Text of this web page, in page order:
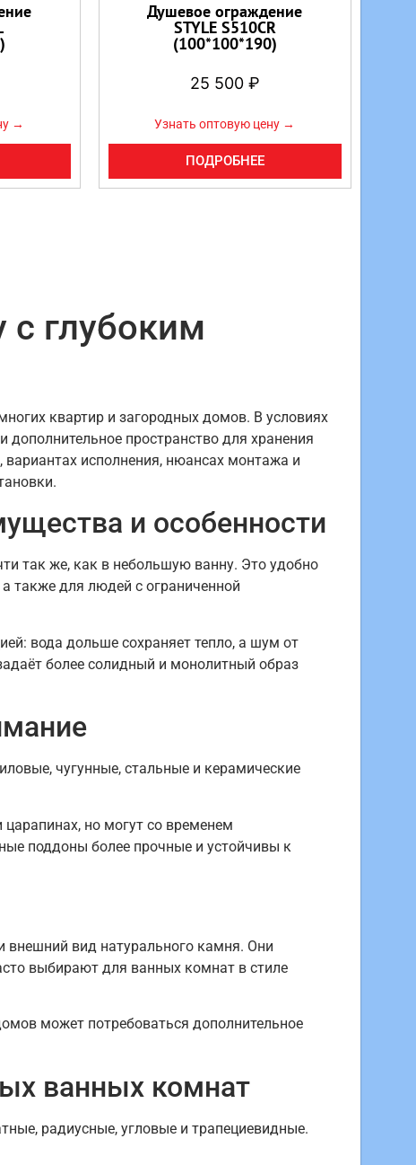
→
Душевое ограждение
STYLE S510CR
(100*100*190)
25 500 ₽
Узнать оптовую цену →
ПОДРОБНЕЕ
глубоким
квартир и загородных домов. В условиях
дополнительное пространство для хранения
исполнения, нюансах монтажа и
и особенности
так же, как в небольшую ванну. Это удобно
также для людей с ограниченной
вода дольше сохраняет тепло, а шум от
более солидный и монолитный образ
чугунные, стальные и керамические
но могут со временем
поддоны более прочные и устойчивы к
внешний вид натурального камня. Они
выбирают для ванных комнат в стиле
может потребоваться дополнительное
ванных комнат
радиусные, угловые и трапециевидные.